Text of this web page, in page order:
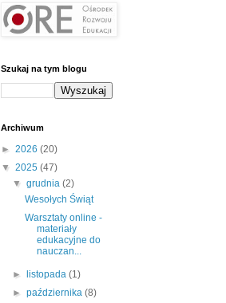
Szukaj na tym blogu
Archiwum
► 2026 (20)
▼ 2025 (47)
▼grudnia(2)
Wesołych Świąt
Warsztaty online -
materiały
edukacyjne do
nauczan...
► listopada(1)
►października(8)